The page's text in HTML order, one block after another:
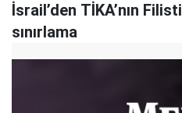
İsrail’den TİKA’nın
sınırlama